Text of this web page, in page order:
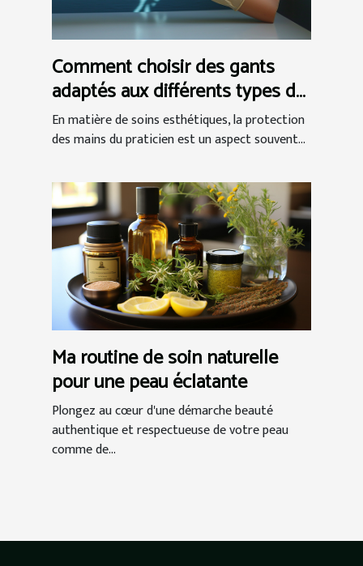
Comment choisir des gants
adaptés aux différents types de
soins esthétiques
En matière de soins esthétiques, la protection
des mains du praticien est un aspect souvent...
Ma routine de soin naturelle
pour une peau éclatante
Plongez au cœur d'une démarche beauté
authentique et respectueuse de votre peau
comme de...